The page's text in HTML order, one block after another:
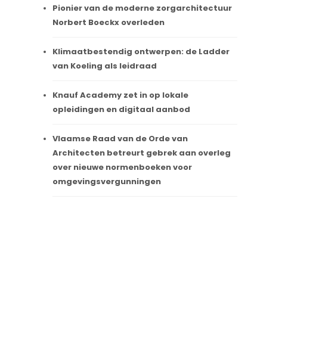
Pionier van de moderne zorgarchitectuur
Norbert Boeckx overleden
Klimaatbestendig ontwerpen: de Ladder
van Koeling als leidraad
Knauf Academy zet in op lokale
opleidingen en digitaal aanbod
Vlaamse Raad van de Orde van
Architecten betreurt gebrek aan overleg
over nieuwe normenboeken voor
omgevingsvergunningen